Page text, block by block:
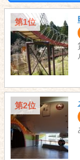
第1位
第2位